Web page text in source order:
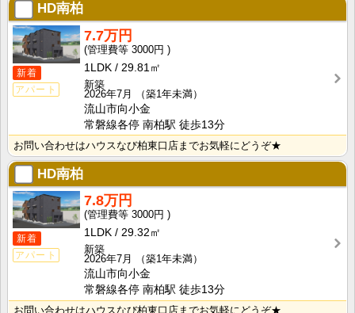
HD南柏
新着
アパート
7.7万円
3000円
1LDK
29.81㎡
新築
2026年7月
（築1年未満）
流山市向小金
常磐線各停 南柏駅 徒歩13分
お問い合わせはハウスなび柏東口店までお気軽にどうぞ★
HD南柏
新着
アパート
7.8万円
3000円
1LDK
29.32㎡
新築
2026年7月
（築1年未満）
流山市向小金
常磐線各停 南柏駅 徒歩13分
お問い合わせはハウスなび柏東口店までお気軽にどうぞ★